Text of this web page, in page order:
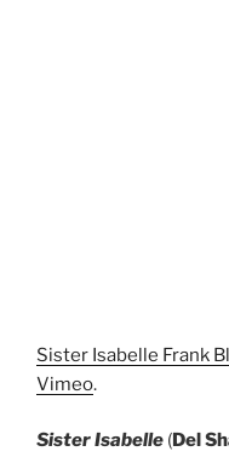
Sister Isabelle Frank
Vimeo.
Sister Isabelle (Del